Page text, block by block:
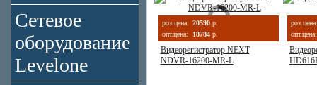
Сетевое
оборудование
Levelone
роз.цена: 20590 р.
опт.цена:
18784 р.
Видеорегистратор NEXT
NDVR-16200-MR-L
роз.цена:
опт.цена: